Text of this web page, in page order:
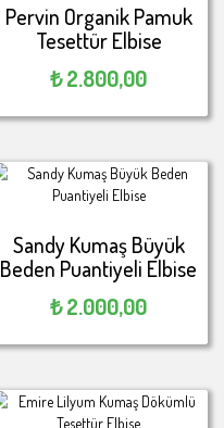
Pervin Organik Pamuk
Tesettür Elbise
₺2.800,00
Sandy Kumaş Büyük
Beden Puantiyeli Elbise
₺2.000,00